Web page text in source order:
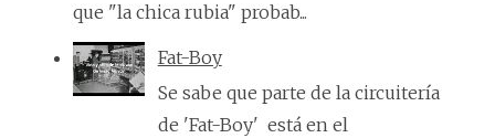
que "la chica rubia" probab...
Fat-Boy
Se sabe que parte de la circuitería
de 'Fat-Boy' está en el